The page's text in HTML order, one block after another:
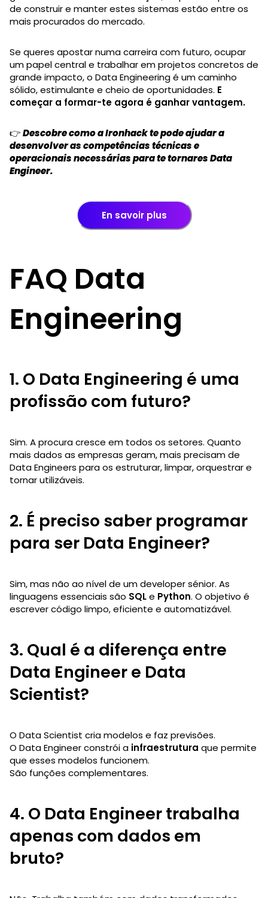
de construir e manter estes sistemas estão entre os
mais procurados do mercado.
Se queres apostar numa carreira com futuro, ocupar
um papel central e trabalhar em projetos concretos de
grande impacto, o Data Engineering é um caminho
sólido, estimulante e cheio de oportunidades. E
começar a formar-te agora é ganhar vantagem.
👉Descobre como a Ironhack te pode ajudar a
desenvolver as competências técnicas e
operacionais necessárias para te tornares Data
Engineer.
En savoir plus
FAQ Data
Engineering
1. O Data Engineering é uma
profissão com futuro?
Sim. A procura cresce em todos os setores. Quanto
mais dados as empresas geram, mais precisam de
Data Engineers para os estruturar, limpar, orquestrar e
tornar utilizáveis.
2. É preciso saber programar
para ser Data Engineer?
Sim, mas não ao nível de um developer sénior. As
linguagens essenciais são SQLe Python. O objetivo é
escrever código limpo, eficiente e automatizável.
3. Qual é a diferença entre
Data Engineer e Data
Scientist?
O Data Scientist cria modelos e faz previsões.
O Data Engineer constrói a infraestrutura que permite
que esses modelos funcionem.
São funções complementares.
4. O Data Engineer trabalha
apenas com dados em
bruto?